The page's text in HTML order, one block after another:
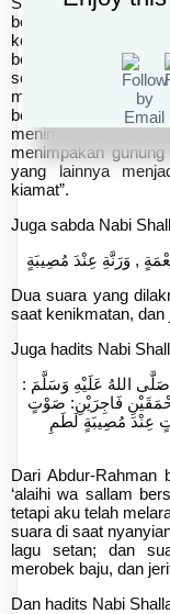
beberapa
kemaluan (yakni
beberapa kelompok
sebuah gunung
miskin mendatangi
berkata:
menimpakan
menimpakan
yang lainnya
kiamat”.
Juga sabda Nabi
, وَرَنَّةِ عِنْدَ مُصِيبَةٍ
Dua suara yang
saat kenikmatan,
Juga hadits Nabi
اللهُ عَلَيْهِ وَسَلَّمَ :
فَاجِرَيْنِ: صَوْتٍ
عِنْدَ مُصِيبَةٍ لَطَمِ
Dari Abdur-Rahman
‘alaihi wa sallam
tetapi aku telah
suara di saat
lagu setan; dan
merobek baju, dan
Dan hadits Nabi